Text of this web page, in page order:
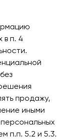
в п. 4
продажу,
иными
п.п. 5.2 и 5.3.